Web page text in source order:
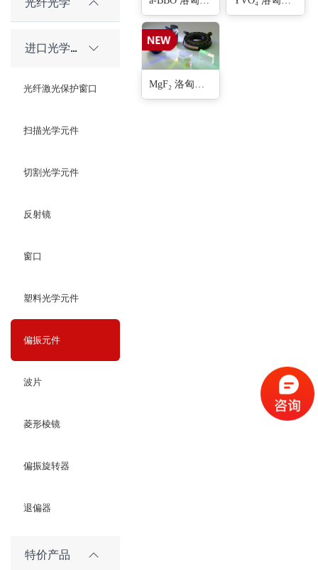
光纤光学
进口光学元件
光纤激光保护窗口
扫描光学元件
切割光学元件
反射镜
窗口
塑料光学元件
偏振元件
波片
菱形棱镜
偏振旋转器
退偏器
特价产品